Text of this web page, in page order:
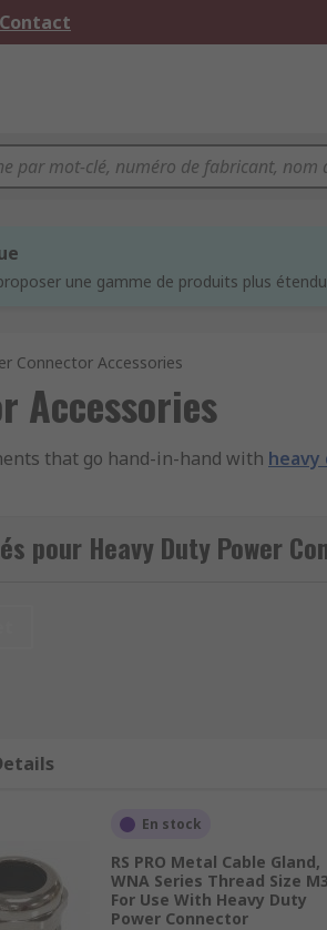
une gamme de produits plus
Connector Accessories
Accessories
that go hand-in-hand with
your device with added security.
of dust and other contaminants.
connection.
futureproofing.
depending on the application you
that would support mounting to
pour Heavy Duty Power
En stock
RS PRO Metal Cable Gland,
WNA Series Thread Size
For Use With Heavy Duty
Power Connector